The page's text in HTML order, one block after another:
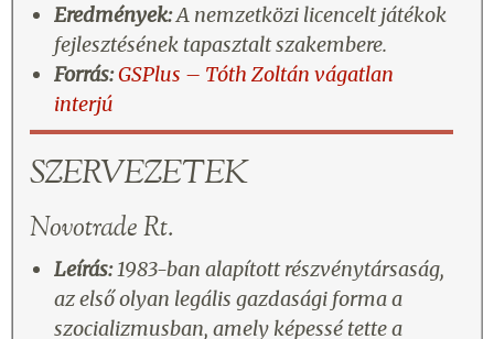
Eredmények:A nemzetközi licencelt játékok
fejlesztésének tapasztalt szakembere.
Forrás:GSPlus – Tóth Zoltán vágatlan
interjú
SZERVEZETEK
Novotrade Rt.
Leírás:1983-ban alapított részvénytársaság,
az első olyan legális gazdasági forma a
szocializmusban, amely képessé tette a